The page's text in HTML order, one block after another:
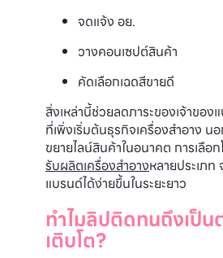
จดแจ้ง อย.
วางคอนเซปต์สินค้า
คัดเลือกเฉดสีขายดี
สิ่งเหล่านี้ช่วยลดภาระของเจ้าของ
ที่เพิ่งเริ่มต้นธุรกิจเครื่องสำอาง น
ขยายไลน์สินค้าในอนาคต การเลือ
รับผลิตเครื่องสำอางหลายประเภท
แบรนด์ได้ง่ายขึ้นในระยะยาว
ทำไมลิปติดทนถึงเป็
เติบโต?